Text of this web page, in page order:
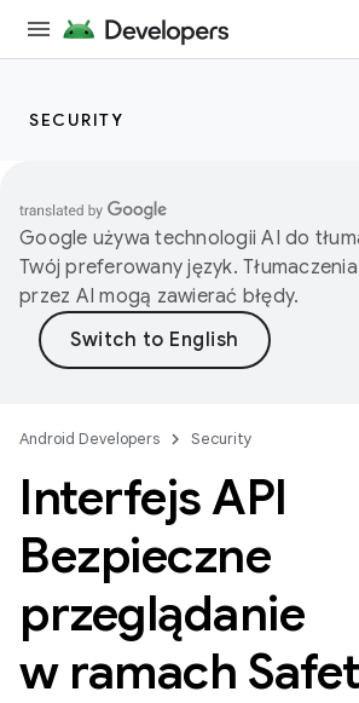
SECURITY
Google używa technologii AI do
Twój preferowany język.
przez AI mogą zawierać błędy.
Android Developers Security
Interfejs API
Bezpieczne
przeglądanie
w ramach